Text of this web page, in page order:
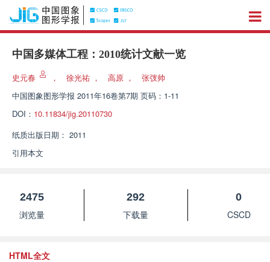
中国多媒体工程：2010统计文献一览
史元春 ， 徐光祐 ， 高原 ，
张弢帅
中国图象图形学报 2011年16卷第7期 页码：1-11
DOI： 10.11834/jig.20110730
纸质出版日期： 2011
引用本文
2475
浏览量
292
下载量
0
CSCD
HTML全文